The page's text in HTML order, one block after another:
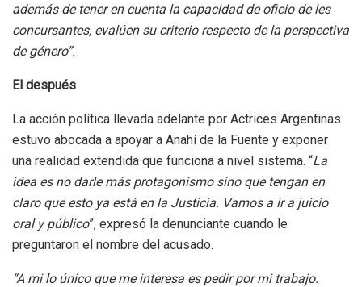
además de tener en cuenta la capacidad de oficio de les
concursantes, evalúen su criterio respecto de la perspectiva
de género”.
El después
La acción política llevada adelante por Actrices Argentinas
estuvo abocada a apoyar a Anahí de la Fuente y exponer
una realidad extendida que funciona a nivel sistema. “La
idea es no darle más protagonismo sino que tengan en
claro que esto ya está en la Justicia. Vamos a ir a juicio
oral y público”, expresó la denunciante cuando le
preguntaron el nombre del acusado.
“A mi lo único que me interesa es pedir por mi trabajo.